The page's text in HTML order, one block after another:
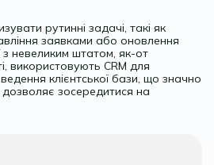
рутинні задачі, такі як
заявками або оновлення
з невеликим штатом, як-от
використовують CRM для
клієнтської бази, що значно
зосередитися на